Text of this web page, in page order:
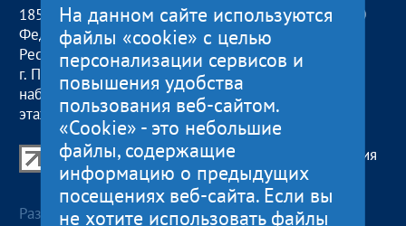
185000, Российская
Федерация,
Республика Карелия
г. Петрозаводск,
наб. Гюллинга, 11 / 2
этаж, офис 2
пн — чт:09:00 — 18:00
пт:09:00 — 17:00
обед с 13:00 до 14:00
сб, вс
Центр поддержки экспорта Республики Карелия
© 2012—2024
Разработка и поддержка сайта — «Артлекс», г.
На данном сайте используются
файлы «cookie» с целью
персонализации сервисов и
повышения удобства
пользования веб-сайтом.
«Cookie» - это небольшие
файлы, содержащие
информацию о предыдущих
посещениях веб-сайта. Если вы
не хотите использовать файлы